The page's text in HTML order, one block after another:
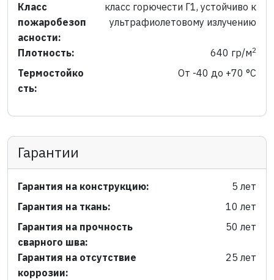
Класс
пожаробезоп
асности:
класс горючести Г1, устойчиво к
ультрафиолетовому излучению
Плотность: 640 гр/м2
Термостойко
сть:
От -40 до +70 °C
Гарантии
Гарантия на конструкцию:
5 лет
Гарантия на ткань:
10 лет
Гарантия на прочность
сварного шва:
50 лет
Гарантия на отсутствие
коррозии:
25 лет